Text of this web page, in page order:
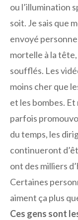
ou l’illumination
soit. Je sais que
envoyé
mortelle à la
soufflés. Les
moins cher que
et les bombes.
parfois
du temps, les
continueront
ont des milliers
Certaines
aiment ça plus
Ces gens sont